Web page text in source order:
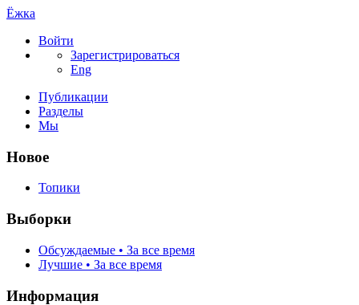
Ёжка
Войти
Зарегистрироваться
Eng
Публикации
Разделы
Мы
Новое
Топики
Выборки
Обсуждаемые • За все время
Лучшие • За все время
Информация